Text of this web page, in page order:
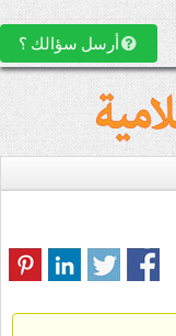
أرسل سؤالك ؟